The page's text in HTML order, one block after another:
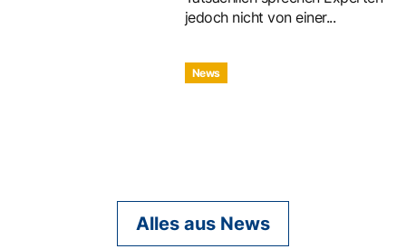
jedoch nicht von einer...
News
Alles aus News